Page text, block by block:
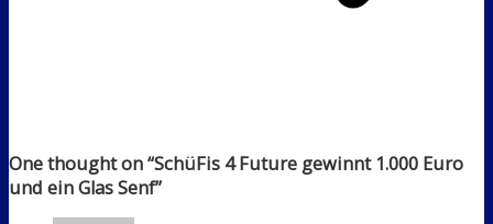
One thought on “SchüFis 4 Future gewinnt 1.000 Euro
und ein Glas Senf”